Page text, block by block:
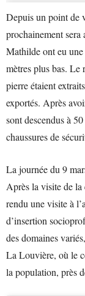
Depuis un point de
prochainement
Mathilde ont eu
mètres plus bas. Le
pierre étaient
exportés. Après
sont descendus à
chaussures de
La journée du 9
Après la visite de
rendu une visite à
d’insertion
des domaines
La Louvière, où le
la population, près